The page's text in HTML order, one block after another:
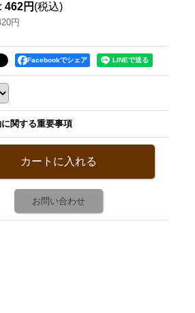
: 462円 (税込)
円
Facebookでシェア
関する重要事項
お問い合わせ